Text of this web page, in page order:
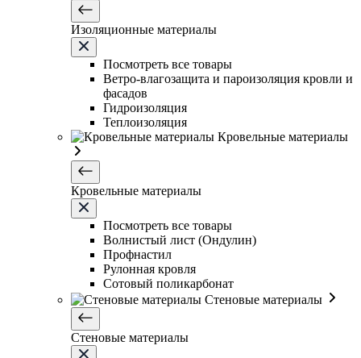
Изоляционные материалы
Посмотреть все товары
Ветро-влагозащита и пароизоляция кровли и
фасадов
Гидроизоляция
Теплоизоляция
Кровельные материалы
Кровельные материалы
Посмотреть все товары
Волнистый лист (Ондулин)
Профнастил
Рулонная кровля
Сотовый поликарбонат
Стеновые материалы
Стеновые материалы